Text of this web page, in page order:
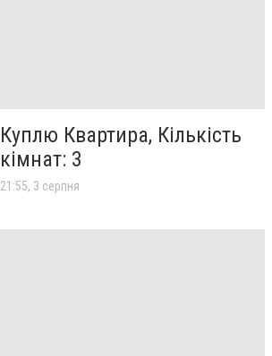
Куплю Квартира, Кількість
кімнат: 3
21:55, 3 серпня